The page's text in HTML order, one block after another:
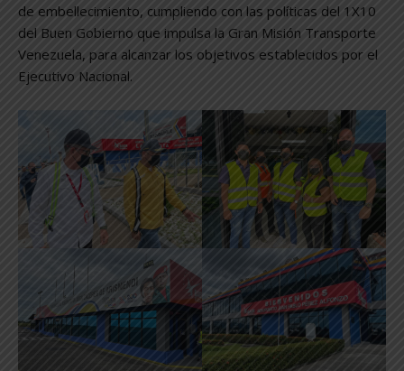
de embellecimiento, cumpliendo con las políticas del 1X10
del Buen Gobierno que impulsa la Gran Misión Transporte
Venezuela, para alcanzar los objetivos establecidos por el
Ejecutivo Nacional.